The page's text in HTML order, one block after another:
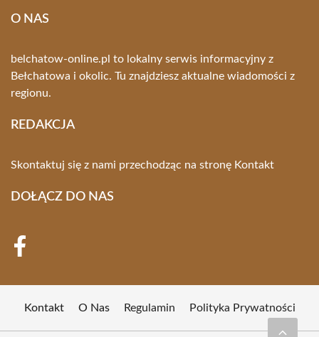
O NAS
belchatow-online.pl to lokalny serwis informacyjny z
Bełchatowa i okolic. Tu znajdziesz aktualne wiadomości z
regionu.
REDAKCJA
Skontaktuj się z nami przechodząc na stronę Kontakt
DOŁĄCZ DO NAS
Kontakt O Nas Regulamin Polityka Prywatności